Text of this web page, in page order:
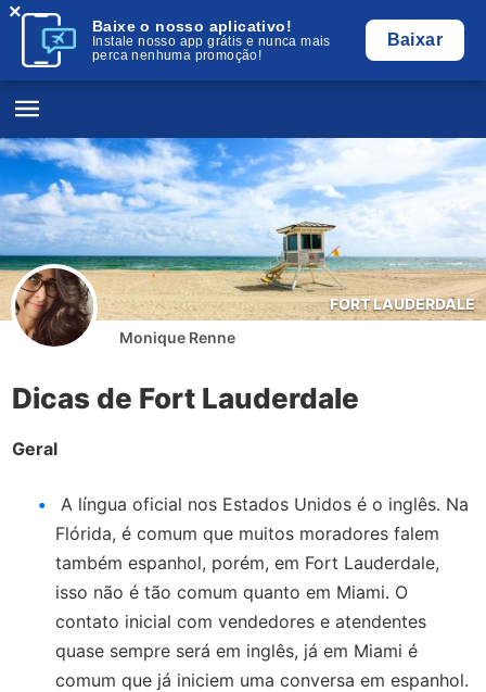
Baixe o nosso aplicativo!
Instale nosso app grátis e nunca mais
perca nenhuma promoção!
Baixar
×
FORT LAUDERDALE
Monique Renne
Dicas de Fort Lauderdale
Geral
A língua oficial nos Estados Unidos é o inglês. Na
Flórida, é comum que muitos moradores falem
também espanhol, porém, em Fort Lauderdale,
isso não é tão comum quanto em Miami. O
contato inicial com vendedores e atendentes
quase sempre será em inglês, já em Miami é
comum que já iniciem uma conversa em espanhol.